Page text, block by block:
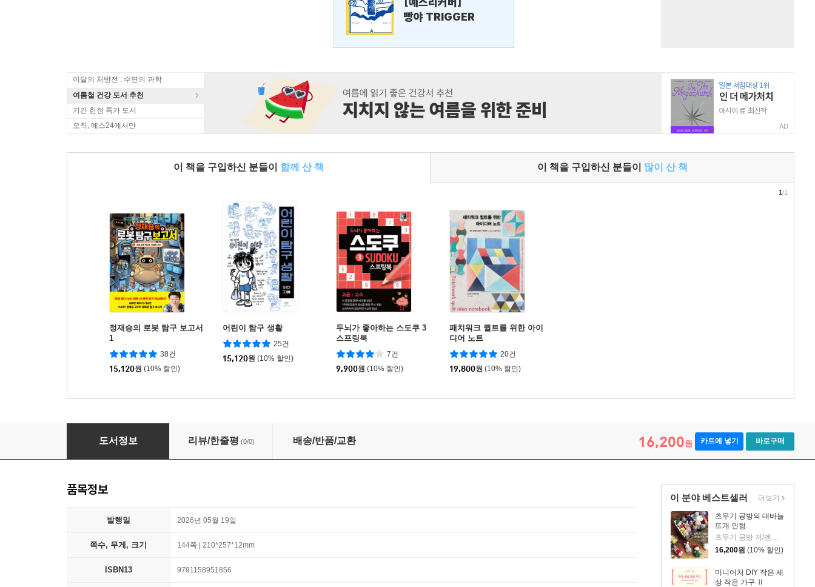
빵야 TRIGGER
이달의 처방전 : 수면의 과학
여름철 건강 도서 추천
기간 한정 특가 도서
오직, 예스24에서만
AD
이 책을 구입하신 분들이 함께 산 책 이 책을 구입하신 분들이 많이 산 책
정재승의 로봇 탐구 보고서
1
38건
15,120원 (10% 할인)
어린이 탐구 생활
25건
15,120원 (10% 할인)
두뇌가 좋아하는 스도쿠 3
스프링북
7건
9,900원 (10% 할인)
패치워크 퀼트를 위한 아이
디어 노트
20건
19,800원 (10% 할인)
1/1
마치 살아있는 듯한 동작 종이인형 만드는 법 : PEPAKO 페파코
도서정보 리뷰/한줄평 (0/0) 배송/반품/교환 16,200원 카트에 넣기 바로구매
이 분야 베스트셀러
츠무기 공방의 대바늘
뜨개 인형
츠무기 공방 저/엔도 아야꼬 감수/김진아 역
16,200원 (10% 할인)
미니어처 DIY 작은 세
상 작은 가구 Ⅱ
더보기
품목정보
발행일 2026년 05월 19일
쪽수, 무게, 크기 144쪽 | 210*257*12mm
ISBN13 9791158951856